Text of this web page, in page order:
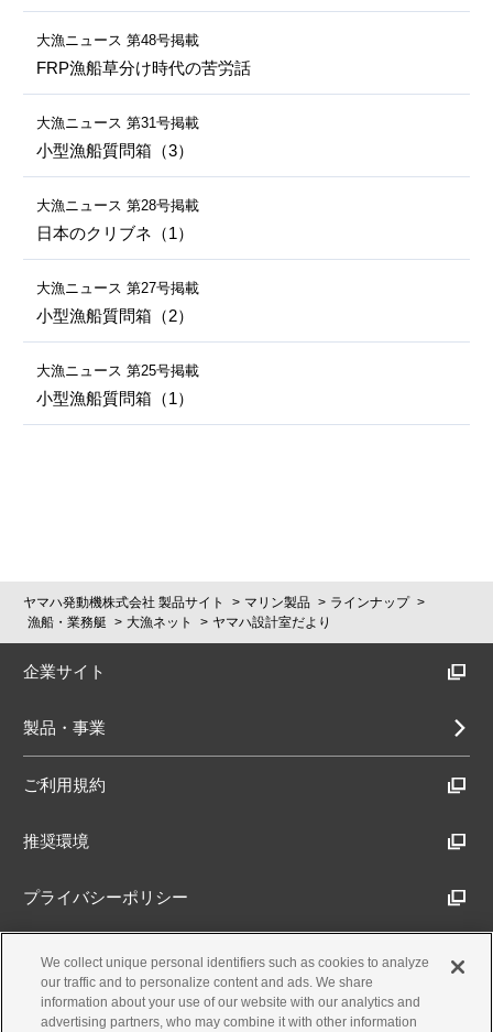
大漁ニュース 第48号掲載
FRP漁船草分け時代の苦労話
大漁ニュース 第31号掲載
小型漁船質問箱（3）
大漁ニュース 第28号掲載
日本のクリブネ（1）
大漁ニュース 第27号掲載
小型漁船質問箱（2）
大漁ニュース 第25号掲載
小型漁船質問箱（1）
ヤマハ発動機株式会社 製品サイト マリン製品
ラインナップ
漁船・業務艇
大漁ネット ヤマハ設計室だより
企業サイト
製品・事業
ご利用規約
推奨環境
プライバシーポリシー
Cookieポリシー
アクセシビリティ方針
We collect unique personal identifiers such as cookies to analyze
our traffic and to personalize content and ads. We share
information about your use of our website with our analytics and
advertising partners, who may combine it with other information